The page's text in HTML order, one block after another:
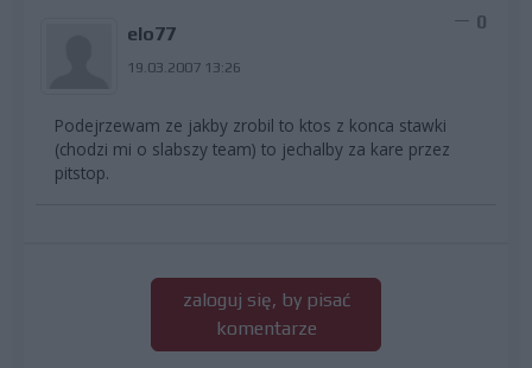
elo77
19.03.2007 13:26
0
Podejrzewam ze jakby zrobil to ktos z konca stawki
(chodzi mi o slabszy team) to jechalby za kare przez
pitstop.
zaloguj się, by pisać
komentarze